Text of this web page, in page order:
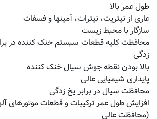
طول عمر بالا
عاری از نیتریت، نیترات، آمینها و فسفات
سازگار با محیط زیست
محافظت کلیه قطعات سیستم خنک کننده در
زدگی
بالا بودن نقطه جوش سیال خنک کننده
پایداری شیمیایی عالی
محافظت سیال در برابر یخ زدگی
افزایش طول عمر ترکیبات و قطعات موتورهای
(محافظت عالی